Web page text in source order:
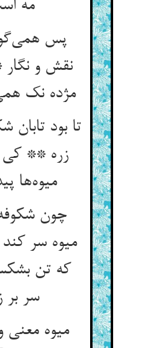
پس
نقش و
مژده نک
تا بود تابان
زره ** کی
چون
میوه سر
که تن
سر بر
میوه معنی